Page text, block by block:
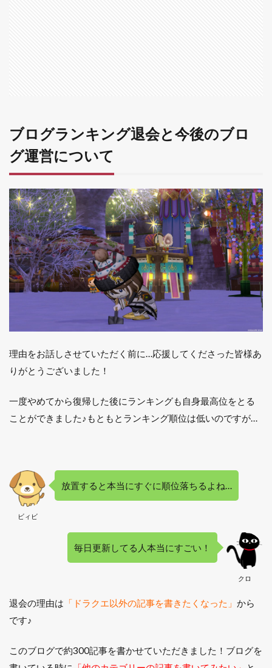
て
1.1
今後
のブ
ログ
運営
につ
いて
ブログランキング退会と今後のブロ
グ運営について
理由をお話しさせていただく前に…応援してくださった皆様あ
りがとうございました！
一度やめてから復帰した後にランキングも自身最高位をとる
ことができました♪もともとランキング順位は低いのですが…
ビィビ
放置すると本当にすぐに順位落ちるよね…
クロ
毎日更新してる人本当にすごい！
退会の理由は 「ドラクエ以外の記事を書きたくなった」 から
です♪
このブログで約300記事を書かせていただきました！ブログを